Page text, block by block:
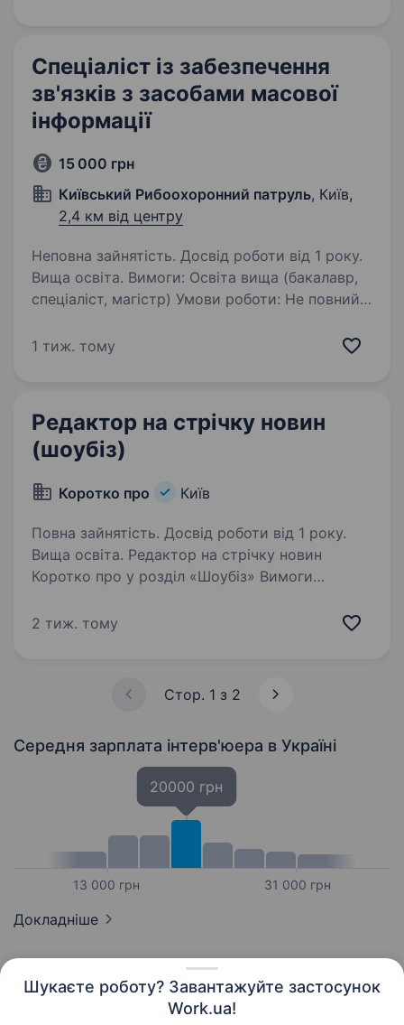
Шукаєте роботу? Завантажуйте застосунок
Work.ua!
Спеціаліст із забезпечення
зв'язків з засобами масової
інформації
15 000 грн
Київський Рибоохоронний патруль, Київ,
2,4 км від центру
Неповна зайнятість. Досвід роботи від 1 року.
Вища освіта. Вимоги: Освіта вища (бакалавр,
спеціаліст, магістр) Умови роботи: Не повний
написання прес-релізів та інших
1 тиж. тому
Редактор на стрічку новин
(шоубіз)
Коротко про Київ
Повна зайнятість. Досвід роботи від 1 року.
Вища освіта. Редактор на стрічку новин
Коротко про у розділ «Шоубіз» Вимоги
аналізувати грамотність розуміння
2 тиж. тому
Стор. 1 з 2
Середня зарплата інтерв'юера в Україні
13 000 грн
20000 грн
31 000 грн
Докладніше